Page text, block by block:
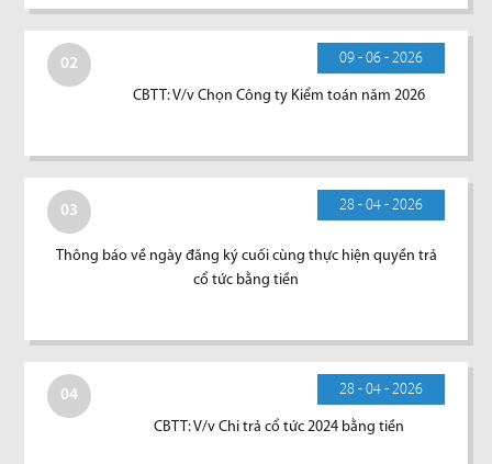
02 09 - 06 - 2026
CBTT: V/v Chọn Công ty Kiểm toán năm 2026
03 28 - 04 - 2026
Thông báo về ngày đăng ký cuối cùng thực hiện quyền trả
cổ tức bằng tiền
04 28 - 04 - 2026
CBTT: V/v Chi trả cổ tức 2024 bằng tiền